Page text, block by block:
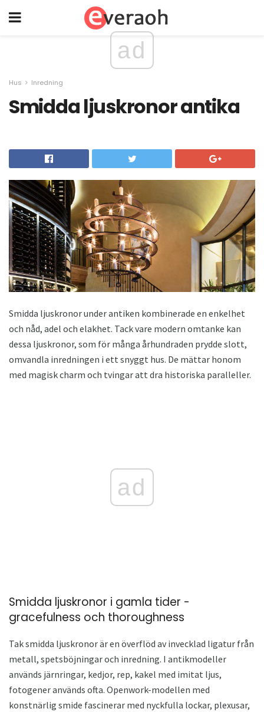
ad
Hus Inredning
Smidda ljuskronor antika
Smidda ljuskronor under antiken kombinerade en enkelhet
och nåd, adel och elakhet. Tack vare modern omtanke kan
dessa ljuskronor, som för många århundraden prydde slott,
omvandla inredningen i ett snyggt hus. De mättar honom
med magisk charm och tvingar att dra historiska paralleller.
ad
Smidda ljuskronor i gamla tider -
gracefulness och thoroughness
Tak smidda ljuskronor är en överflöd av invecklad ligatur från
metall, spetsböjningar och inredning. I antikmodeller
används järnringar, kedjor, rep, kakel med imitat ljus,
fotogener används ofta. Openwork-modellen med
konstnärlig smide fascinerar med nyckfulla lockar, plexusar,